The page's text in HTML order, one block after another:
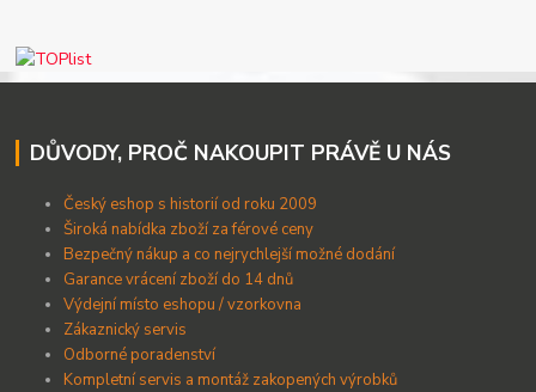
DŮVODY, PROČ NAKOUPIT PRÁVĚ U NÁS
Český eshop s historií od roku 2009
Široká nabídka zboží za férové ceny
Bezpečný nákup a co nejrychlejší možné dodání
Garance vrácení zboží do 14 dnů
Výdejní místo eshopu / vzorkovna
Zákaznický servis
Odborné poradenství
Kompletní servis a montáž zakopených výrobků